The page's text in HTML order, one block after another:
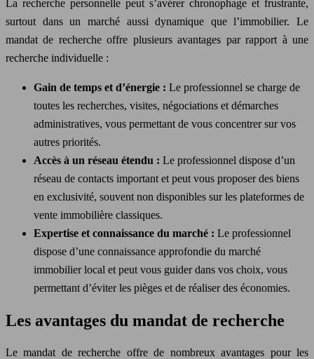
La recherche personnelle peut s’avérer chronophage et frustrante,
surtout dans un marché aussi dynamique que l’immobilier. Le
mandat de recherche offre plusieurs avantages par rapport à une
recherche individuelle :
Gain de temps et d’énergie : Le professionnel se charge de
toutes les recherches, visites, négociations et démarches
administratives, vous permettant de vous concentrer sur vos
autres priorités.
Accès à un réseau étendu : Le professionnel dispose d’un
réseau de contacts important et peut vous proposer des biens
en exclusivité, souvent non disponibles sur les plateformes de
vente immobilière classiques.
Expertise et connaissance du marché : Le professionnel
dispose d’une connaissance approfondie du marché
immobilier local et peut vous guider dans vos choix, vous
permettant d’éviter les pièges et de réaliser des économies.
Les avantages du mandat de recherche
Le mandat de recherche offre de nombreux avantages pour les